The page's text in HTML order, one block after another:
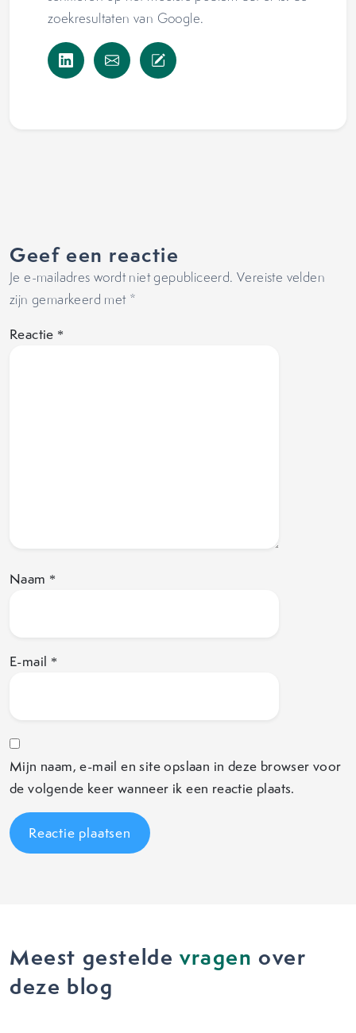
zoekresultaten van Google.
Geef een reactie
Je e-mailadres wordt niet gepubliceerd. Vereiste velden
zijn gemarkeerd met *
Reactie *
Naam *
E-mail *
Mijn naam, e-mail en site opslaan in deze browser voor
de volgende keer wanneer ik een reactie plaats.
Meest gesteldevragen over
deze blog